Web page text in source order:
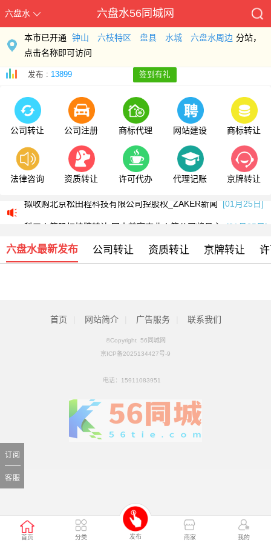
六盘水 六盘水56同城网
首页 分类 发布 商家 我的
本市已开通 钟山 六枝特区 盘县 水城 六盘水周边 分站，
点击名称即可访问
发布 : 13899 签到有礼
公司转让 公司注册 商标代理 网站建设 商标转让
法律咨询 资质转让 许可代办 代理记账 京牌转让
拟收购北京松田程科技有限公司控股权_ZAKER新闻 [01月25日]
科工火箭股权挂牌转让 国内首家商业火箭公司将易主 [01月25日]
浙江伟星新型建材股份有限公司关于收购北京松田程科技有限公司控股权的公告
六盘水最新发布 公司转让 资质转让 京牌转让
订阅
客服
首页 网站简介 广告服务 联系我们
©Copyright 56同城网
京ICP备2025134427号-9
电话： 15911083951